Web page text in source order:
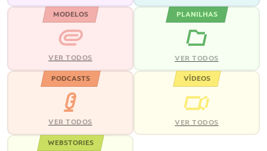
MODELOS
VER TODOS
PLANILHAS
VER TODOS
PODCASTS
VER TODOS
VÍDEOS
VER TODOS
WEBSTORIES